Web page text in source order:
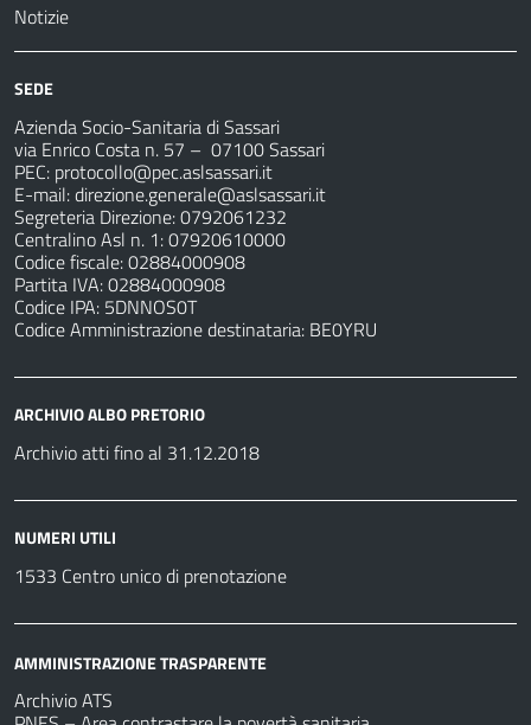
Notizie
SEDE
Azienda Socio-Sanitaria di Sassari
via Enrico Costa n. 57 – 07100 Sassari
PEC: protocollo@pec.aslsassari.it
E-mail:direzione.generale@aslsassari.it
Segreteria Direzione: 0792061232
Centralino Asl n. 1: 07920610000
Codice fiscale: 02884000908
Partita IVA: 02884000908
Codice IPA: 5DNNOS0T
Codice Amministrazione destinataria: BE0YRU
ARCHIVIO ALBO PRETORIO
Archivio atti fino al 31.12.2018
NUMERI UTILI
1533 Centro unico di prenotazione
AMMINISTRAZIONE TRASPARENTE
Archivio ATS